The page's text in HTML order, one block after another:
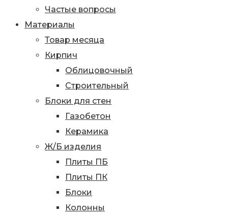
Частые вопросы
Материалы
Товар месяца
Кирпич
Облицовочный
Строительный
Блоки для стен
Газобетон
Керамика
Ж/Б изделия
Плиты ПБ
Плиты ПК
Блоки
Колонны